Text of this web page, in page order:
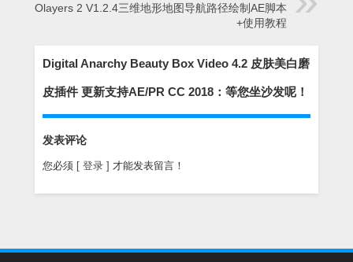
GEOlayers 2 V1.2.4三维地形地图导航路径绘制AE脚本
+使用教程
Digital Anarchy Beauty Box Video 4.2 皮肤美白磨
皮插件 更新支持AE/PR CC 2018：等您坐沙发呢！
发表评论
您必须 [ 登录 ] 才能发表留言！